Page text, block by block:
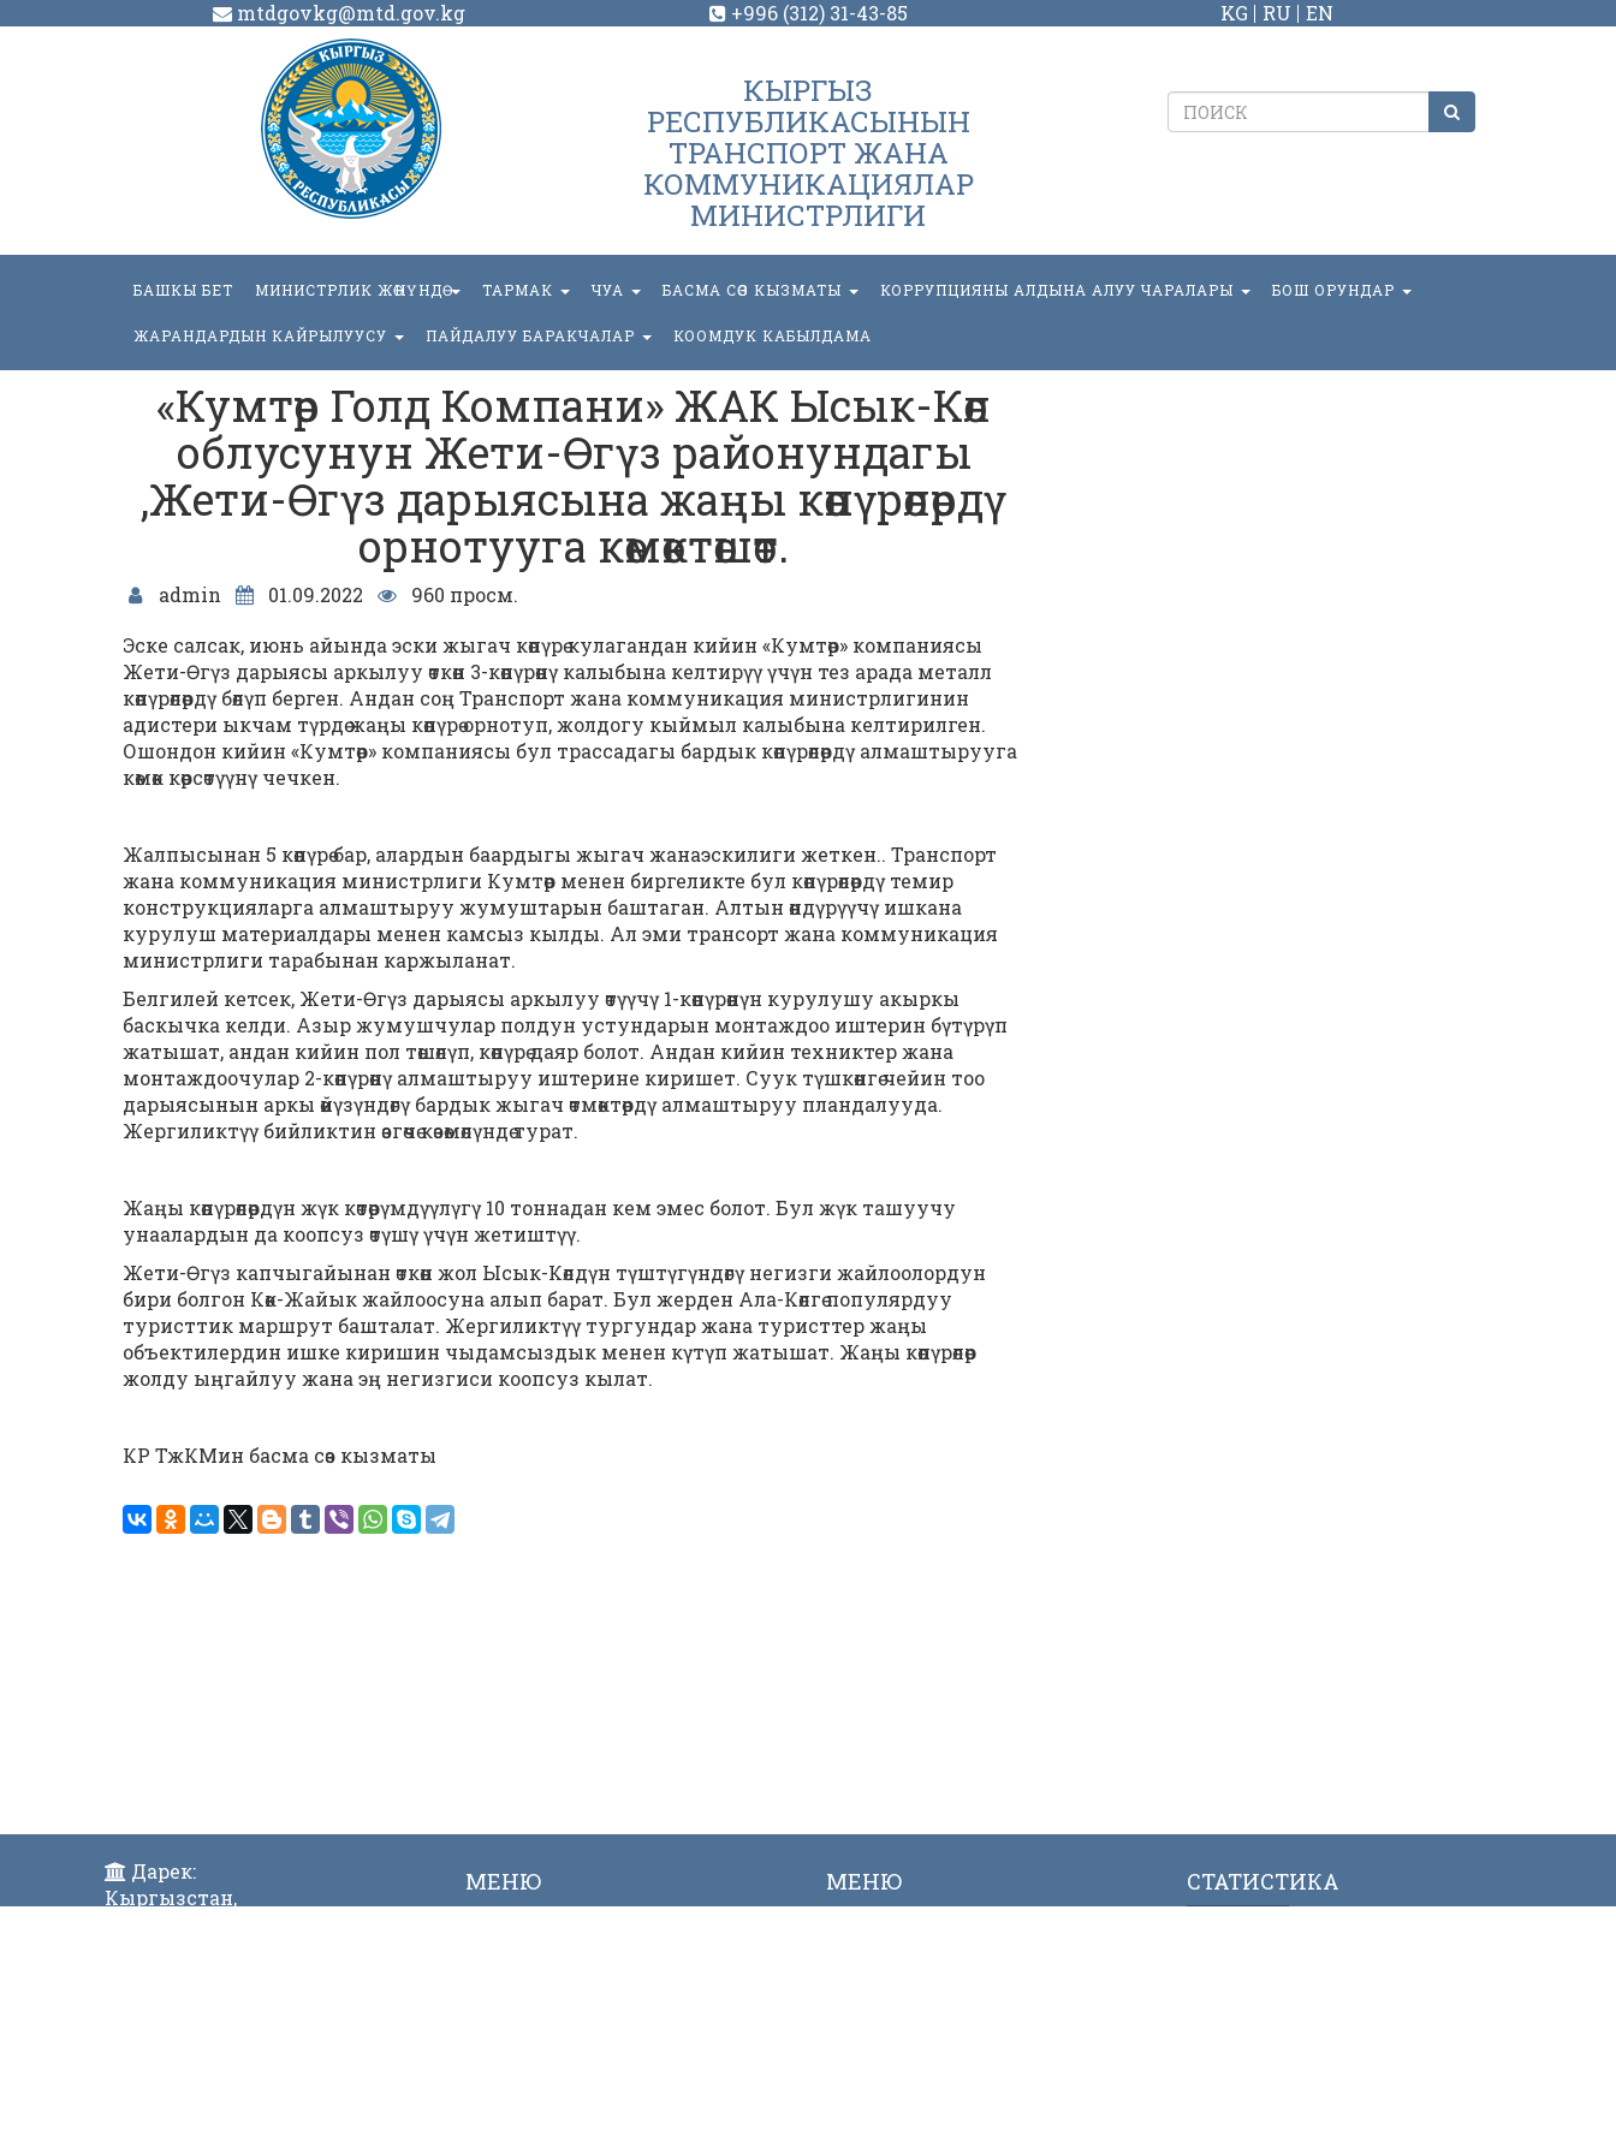
mtdgovkg@mtd.gov.kg +996 (312) 31-43-85 KG RU EN
КЫРГЫЗ
РЕСПУБЛИКАСЫНЫН
ТРАНСПОРТ ЖАНА
КОММУНИКАЦИЯЛАР
МИНИСТРЛИГИ
БАШКЫ БЕТ МИНИСТРЛИК ЖӨНҮНДӨ ТАРМАК ЧУА БАСМА СӨЗ КЫЗМАТЫ КОРРУПЦИЯНЫ АЛДЫНА АЛУУ ЧАРАЛАРЫ БОШ ОРУНДАР
ЖАРАНДАРДЫН КАЙРЫЛУУСУ ПАЙДАЛУУ БАРАКЧАЛАР КООМДУК КАБЫЛДАМА
«Кумтөр Голд Компани» ЖАК Ысык-Көл
облусунун Жети-Өгүз районундагы
,Жети-Өгүз дарыясына жаңы көпүрөлөрдү
орнотууга көмөктөшөт.
admin 01.09.2022
960 просм.
Эске салсак, июнь айында эски жыгач көпүрө кулагандан кийин «Кумтөр» компаниясы
Жети-Өгүз дарыясы аркылуу өткөн 3-көпүрөнү калыбына келтирүү үчүн тез арада металл
көпүрөлөрдү бөлүп берген. Андан соң Транспорт жана коммуникация министрлигинин
адистери ыкчам түрдө жаңы көпүрө орнотуп, жолдогу кыймыл калыбына келтирилген.
Ошондон кийин «Кумтөр» компаниясы бул трассадагы бардык көпүрөлөрдү алмаштырууга
көмөк көрсөтүүнү чечкен.
Жалпысынан 5 көпүрө бар, алардын баардыгы жыгач жанаэскилиги жеткен.. Транспорт
жана коммуникация министрлиги Кумтөр менен биргеликте бул көпүрөлөрдү темир
конструкцияларга алмаштыруу жумуштарын баштаган. Алтын өндүрүүчү ишкана
курулуш материалдары менен камсыз кылды. Ал эми трансорт жана коммуникация
министрлиги тарабынан каржыланат.
Белгилей кетсек, Жети-Өгүз дарыясы аркылуу өтүүчү 1-көпүрөнүн курулушу акыркы
баскычка келди. Азыр жумушчулар полдун устундарын монтаждоо иштерин бүтүрүп
жатышат, андан кийин пол төшөлүп, көпүрө даяр болот. Андан кийин техниктер жана
монтаждоочулар 2-көпүрөнү алмаштыруу иштерине киришет. Суук түшкөнгө чейин тоо
дарыясынын аркы өйүзүндөгү бардык жыгач өтмөктөрдү алмаштыруу пландалууда.
Жергиликтүү бийликтин өзгөчө көзөмөлүндө турат.
Жаңы көпүрөлөрдүн жүк көтөрүмдүүлүгү 10 тоннадан кем эмес болот. Бул жүк ташуучу
унаалардын да коопсуз өтүшү үчүн жетиштүү.
Жети-Өгүз капчыгайынан өткөн жол Ысык-Көлдүн түштүгүндөгү негизги жайлоолордун
бири болгон Көк-Жайык жайлоосуна алып барат. Бул жерден Ала-Көлгө популярдуу
туристтик маршрут башталат. Жергиликтүү тургундар жана туристтер жаңы
объектилердин ишке киришин чыдамсыздык менен күтүп жатышат. Жаңы көпүрөлөр
жолду ыңгайлуу жана эң негизгиси коопсуз кылат.
КР ТжКМин басма сөз кызматы
Дарек:
Кыргызстан,
МЕНЮ МЕНЮ СТАТИСТИКА